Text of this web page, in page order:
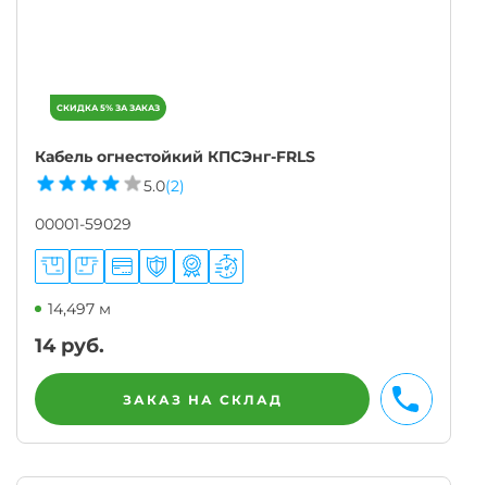
Кабель огнестойкий КПСЭнг-FRLS
5.0(2)
00001-59029
14,497 м
14руб.
ЗАКАЗ НА СКЛАД